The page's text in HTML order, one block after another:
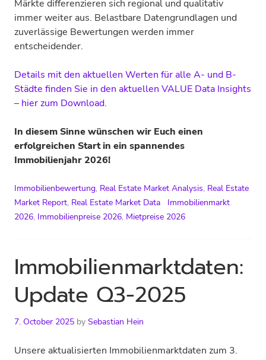
Märkte differenzieren sich regional und qualitativ
immer weiter aus. Belastbare Datengrundlagen und
zuverlässige Bewertungen werden immer
entscheidender.
Details mit den aktuellen Werten für alle A- und B-
Städte finden Sie in den aktuellen VALUE Data Insights
– hier zum Download.
In diesem Sinne wünschen wir Euch einen
erfolgreichen Start in ein spannendes
Immobilienjahr 2026!
Immobilienbewertung, Real Estate Market Analysis, Real Estate
Market Report, Real Estate Market Data
Immobilienmarkt
2026, Immobilienpreise 2026, Mietpreise 2026
Immobilienmarktdaten:
Update Q3-2025
7. October 2025 by Sebastian Hein
Unsere aktualisierten Immobilienmarktdaten zum 3.